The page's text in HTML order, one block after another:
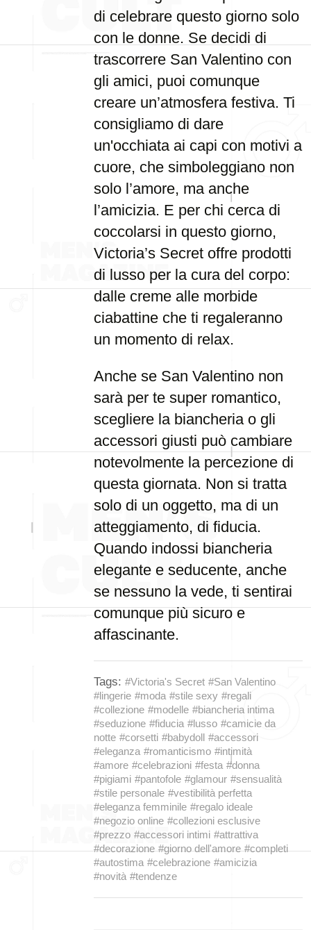
di celebrare questo giorno solo
con le donne. Se decidi di
trascorrere San Valentino con
gli amici, puoi comunque
creare un’atmosfera festiva. Ti
consigliamo di dare
un'occhiata ai capi con motivi a
cuore, che simboleggiano non
solo l’amore, ma anche
l’amicizia. E per chi cerca di
coccolarsi in questo giorno,
Victoria’s Secret offre prodotti
di lusso per la cura del corpo:
dalle creme alle morbide
ciabattine che ti regaleranno
un momento di relax.
Anche se San Valentino non
sarà per te super romantico,
scegliere la biancheria o gli
accessori giusti può cambiare
notevolmente la percezione di
questa giornata. Non si tratta
solo di un oggetto, ma di un
atteggiamento, di fiducia.
Quando indossi biancheria
elegante e seducente, anche
se nessuno la vede, ti sentirai
comunque più sicuro e
affascinante.
Tags: #Victoria's Secret #San Valentino
#lingerie #moda #stile sexy #regali
#collezione #modelle #biancheria intima
#seduzione #fiducia #lusso #camicie da
notte #corsetti #babydoll #accessori
#eleganza #romanticismo #intimità
#amore #celebrazioni #festa #donna
#pigiami #pantofole #glamour #sensualità
#stile personale #vestibilità perfetta
#eleganza femminile #regalo ideale
#negozio online #collezioni esclusive
#prezzo #accessori intimi #attrattiva
#decorazione #giorno dell'amore #completi
#autostima #celebrazione #amicizia
#novità #tendenze